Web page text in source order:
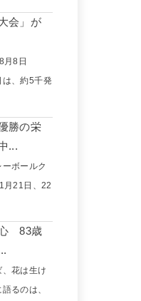
会」が
月8日
は、約5千発
勝の栄
...
ボールク
月21日、22
心 83歳
、花は生け
るのは、